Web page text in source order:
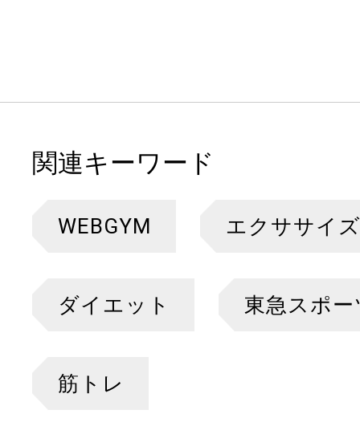
関連キーワード
WEBGYM エクササイズ
ダイエット 東急スポ
筋トレ